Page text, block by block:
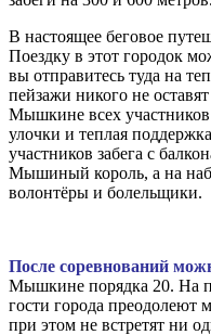
В настоящее беговое
Поездку в этот городок
вы отправитесь туда на
пейзажи никого не
Мышкине всех
улочки и теплая
участников забега с
Мышиный король, а на
волонтёры и болельщики.
После соревнований
Мышкине порядка 20. На
гости города преодолеют
при этом не встретят ни